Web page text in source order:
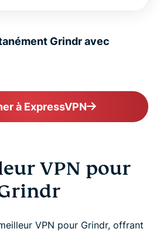
Grindr avec
à ExpressVPN
VPN pour
VPN pour Grindr, offrant